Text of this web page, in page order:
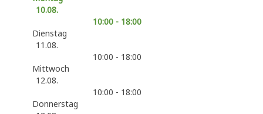
10.08.
10:00 - 18:00
Dienstag
11.08.
10:00 - 18:00
Mittwoch
12.08.
10:00 - 18:00
Donnerstag